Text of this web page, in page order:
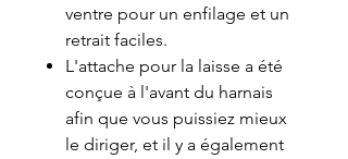
ventre pour un enfilage et un
retrait faciles.
L'attache pour la laisse a été
conçue à l'avant du harnais
afin que vous puissiez mieux
le diriger, et il y a également